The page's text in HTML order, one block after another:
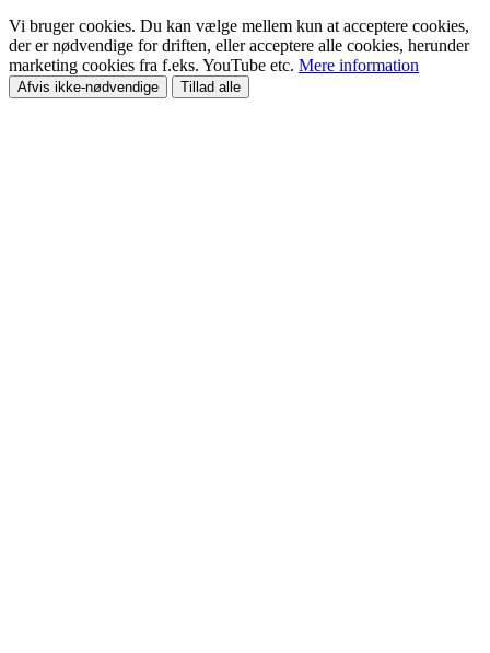
Vi bruger cookies. Du kan vælge mellem kun at acceptere cookies,
der er nødvendige for driften, eller acceptere alle cookies, herunder
marketing cookies fra f.eks. YouTube etc. Mere information
Afvis ikke-nødvendige Tillad alle